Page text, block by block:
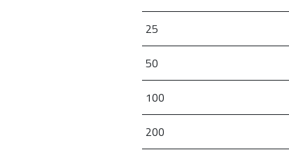
25
50
100
200